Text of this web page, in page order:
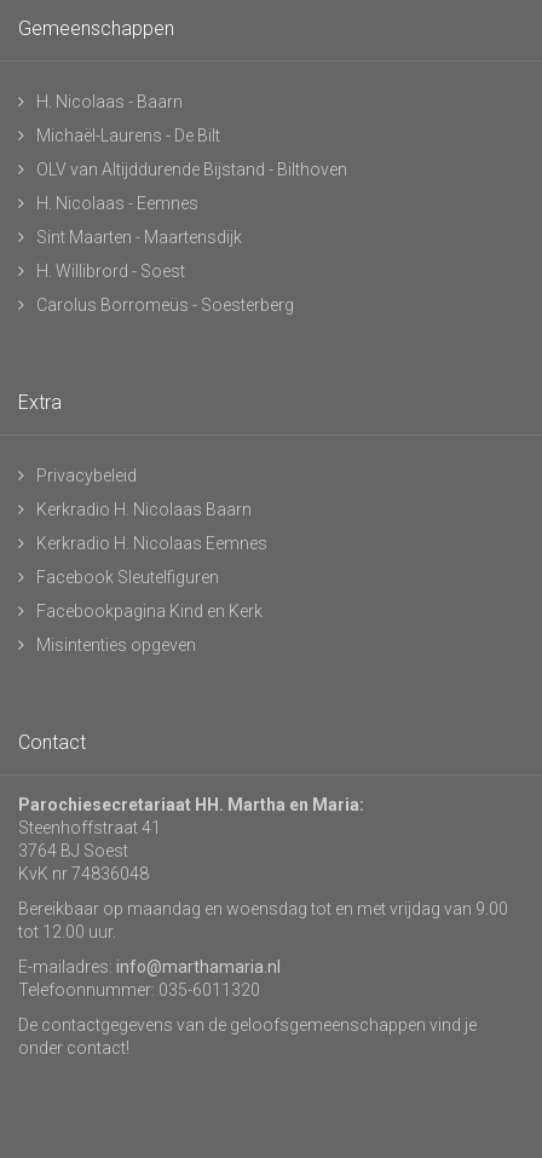
Gemeenschappen
H. Nicolaas - Baarn
Michaël-Laurens - De Bilt
OLV van Altijddurende Bijstand - Bilthoven
H. Nicolaas - Eemnes
Sint Maarten - Maartensdijk
H. Willibrord - Soest
Carolus Borromeüs - Soesterberg
Extra
Privacybeleid
Kerkradio H. Nicolaas Baarn
Kerkradio H. Nicolaas Eemnes
Facebook Sleutelfiguren
Facebookpagina Kind en Kerk
Misintenties opgeven
Contact
Parochiesecretariaat HH. Martha en Maria:
Steenhoffstraat 41
3764 BJ Soest
KvK nr 74836048
Bereikbaar op maandag en woensdag tot en met vrijdag van 9.00
tot 12.00 uur.
E-mailadres: info@marthamaria.nl
Telefoonnummer: 035-6011320
De contactgegevens van de geloofsgemeenschappen vind je
onder contact!